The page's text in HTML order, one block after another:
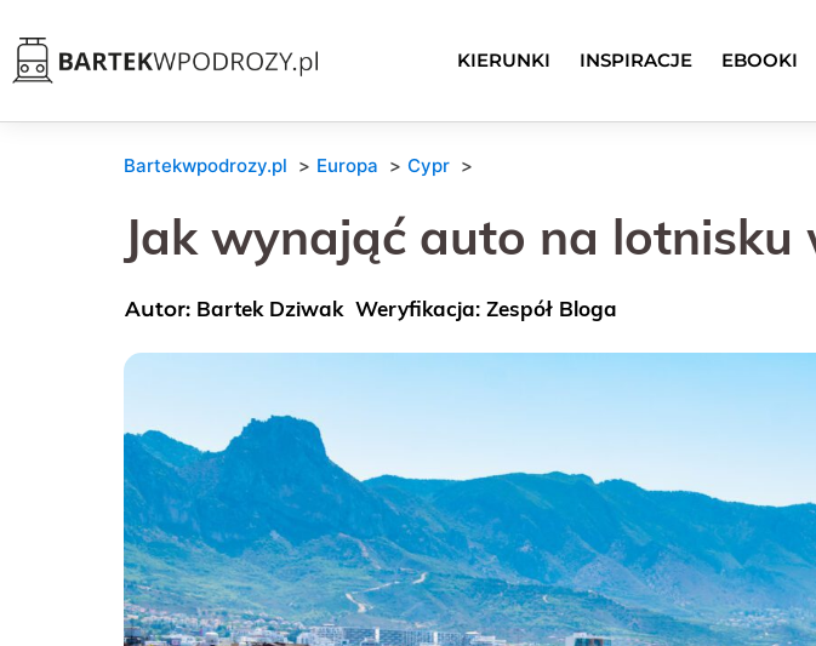
KIERUNKI INSPIRACJE EBOOKI
Bartekwpodrozy.pl Europa Cypr
Jak wynająć auto na
Bartek Dziwak Weryfikacja: Zespół Bloga